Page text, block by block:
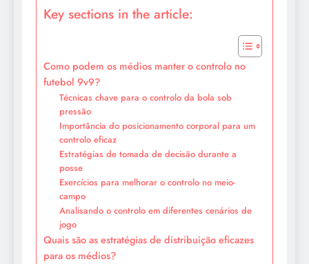
Key sections in the article:
Como podem os médios manter o controlo no
futebol 9v9?
Técnicas chave para o controlo da bola sob
pressão
Importância do posicionamento corporal para um
controlo eficaz
Estratégias de tomada de decisão durante a
posse
Exercícios para melhorar o controlo no meio-
campo
Analisando o controlo em diferentes cenários de
jogo
Quais são as estratégias de distribuição eficazes
para os médios?